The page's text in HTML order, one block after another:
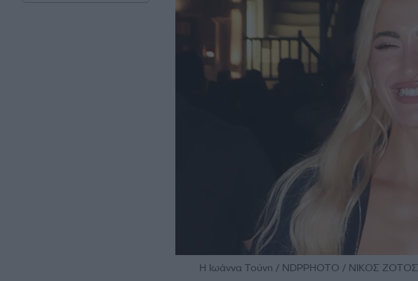
H Ιωάννα Τούνη / NDPPHOTO / ΝΙΚΟΣ ΖΟΤΟΣ